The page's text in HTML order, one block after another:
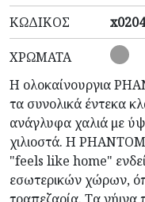
ΚΩΔΙΚΌΣ
ΧΡΏΜΑΤΑ
Η ολοκαίνουργια
τα συνολικά έντεκα
ανάγλυφα χαλιά με
χιλιοστά. Η
"feels like home"
εσωτερικών χώρων,